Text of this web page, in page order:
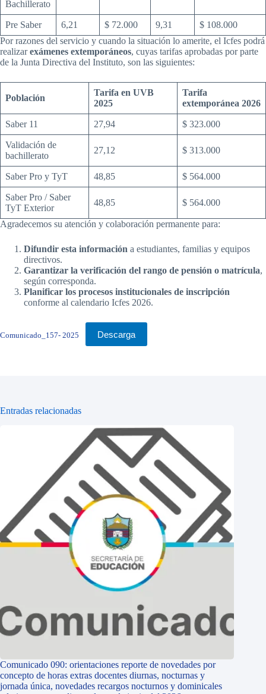
Bachillerato
Pre Saber 6,21 $ 72.000 9,31
$ 108.000
Por razones del servicio y cuando la situación lo amerite, el Icfes podrá
realizarexámenes extemporáneos, cuyas tarifas aprobadas por parte
de la Junta Directiva del Instituto, son las siguientes:
Población
Tarifa en UVB
2025
Tarifa
extemporánea 2026
Saber 11 27,94 $ 323.000
Validación de
bachillerato
27,12 $ 313.000
Saber Pro y TyT 48,85 $ 564.000
Saber Pro / Saber
TyT Exterior
48,85 $ 564.000
Agradecemos su atención y colaboración permanente para:
Difundir esta información a estudiantes, familias y equipos
directivos.
Garantizar la verificación del rango de pensión o matrícula,
según corresponda.
Planificar los procesos institucionales de inscripción
conforme al calendario Icfes 2026.
Comunicado_157- 2025 Descarga
Entradas relacionadas
Comunicado 090: orientaciones reporte de novedades por
concepto de horas extras docentes diurnas, nocturnas y
jornada única, novedades recargos nocturnos y dominicales